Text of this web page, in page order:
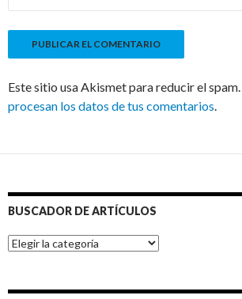
Este sitio usa Akismet para reducir el spam.
procesan los datos de tus comentarios.
BUSCADOR DE ARTÍCULOS
BUSCADOR
DE